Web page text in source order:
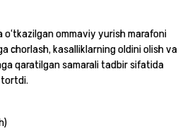
o‘tkazilgan ommaviy yurish marafoni
chorlash, kasalliklarning oldini olish va
qaratilgan samarali tadbir sifatida